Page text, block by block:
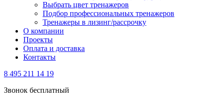
Выбрать цвет тренажеров
Подбор профессиональных тренажеров
Тренажеры в лизинг/рассрочку
О компании
Проекты
Оплата и доставка
Контакты
8 495 211 14 19
Звонок бесплатный